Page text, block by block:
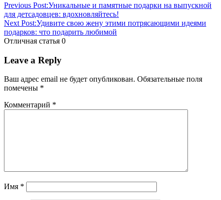
Previous Post:Уникальные и памятные подарки на выпускной
для детсадовцев: вдохновляйтесь!
Next Post:Удивите свою жену этими потрясающими идеями
подарков: что подарить любимой
Отличная статья 0
Leave a Reply
Ваш адрес email не будет опубликован. Обязательные поля
помечены *
Комментарий *
Имя *